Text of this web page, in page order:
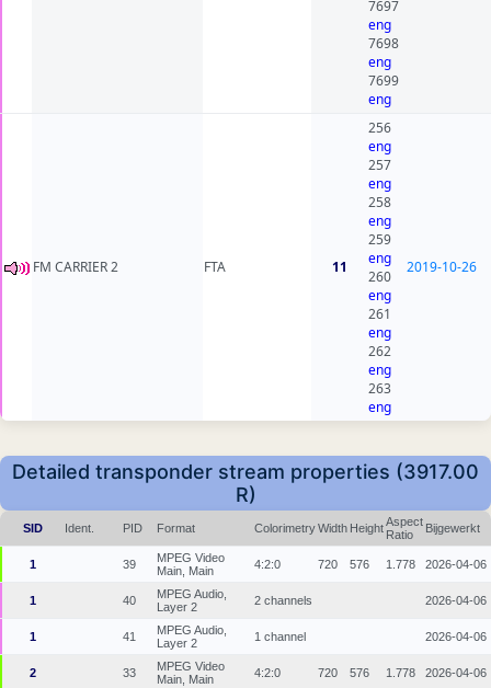
7697
eng
7698
eng
7699
eng
FM CARRIER 2 FTA 11
256
eng
257
eng
258
eng
259
eng
260
eng
261
eng
262
eng
263
eng
2019-10-26
Detailed transponder stream properties (3917.00
R)
SID Ident. PID Format ColorimetryWidth HeightAspect
Ratio
Bijgewerkt
1 39
MPEG Video
Main, Main
4:2:0 720 576 1.778 2026-04-06
1 40
MPEG Audio,
Layer 2
2 channels 2026-04-06
1 41
MPEG Audio,
Layer 2
1 channel 2026-04-06
2 33
MPEG Video
Main, Main
4:2:0 720 576 1.778 2026-04-06